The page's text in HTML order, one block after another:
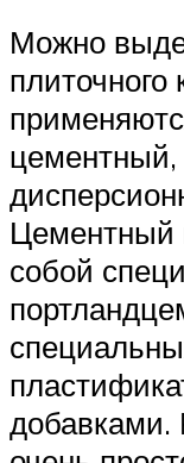
Можно
плиточного
цементный,
Цементный
собой
добавками.